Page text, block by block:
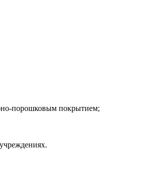
порошковым покрытием;